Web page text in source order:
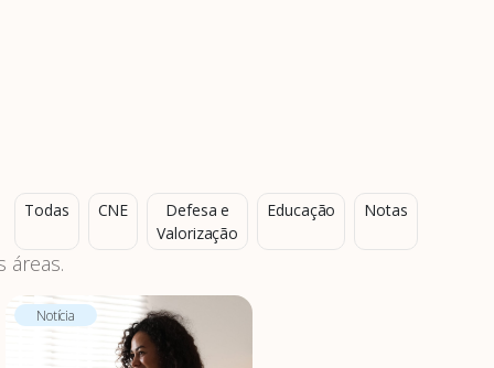
Todas CNE
Defesa e
Valorização
Educação Notas
áreas.
Notícia